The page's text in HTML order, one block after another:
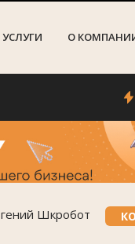
О
Шкробот